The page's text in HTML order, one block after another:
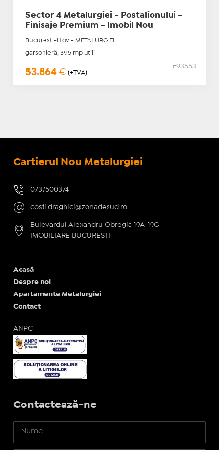
Sector 4 Metalurgiei - Postalionului -
Finisaje Premium - Imobil Nou
Bucuresti-Ilfov - METALURGIEI
garsonieră, 39.5 mp utili
53.864 € (+TVA)
#93553
Cartierul Nou Metalurgiei
0737500374
costi.draghici@zonadesud.ro
Bulevardul Alexandru Obregia 19A-19G -
IMOBILIARE BUCURESTI
Acasă
Despre noi
Apartamente Metalurgiei
Contact
ANPC
Contactează-ne